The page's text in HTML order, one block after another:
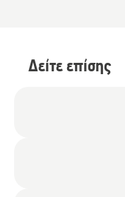
Δείτε επίσης